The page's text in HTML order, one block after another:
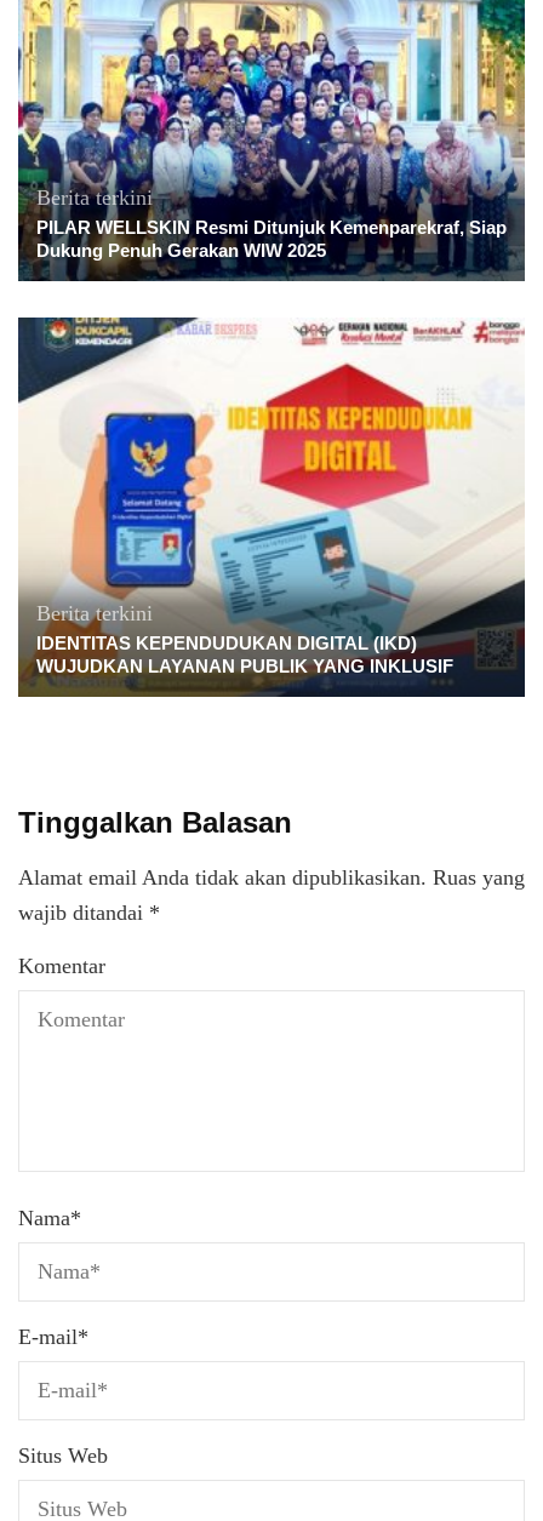
Berita terkini
PILAR WELLSKIN Resmi Ditunjuk Kemenparekraf, Siap
Dukung Penuh Gerakan WIW 2025
Berita terkini
IDENTITAS KEPENDUDUKAN DIGITAL (IKD)
WUJUDKAN LAYANAN PUBLIK YANG INKLUSIF
Tinggalkan Balasan
Alamat email Anda tidak akan dipublikasikan. Ruas yang
wajib ditandai *
Komentar
Nama*
E-mail*
Situs Web